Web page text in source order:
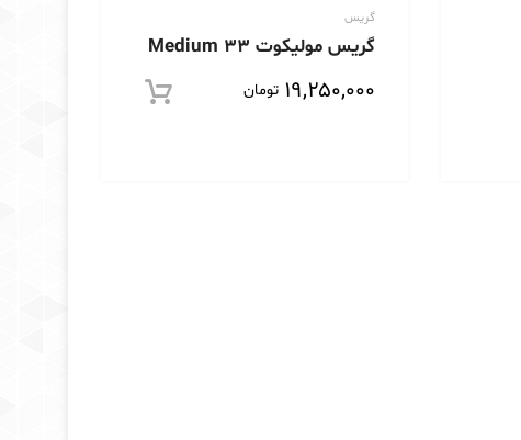
گریس
گریس مولیکوت Medium 33
۱۹,۲۵۰,۰۰۰ تومان